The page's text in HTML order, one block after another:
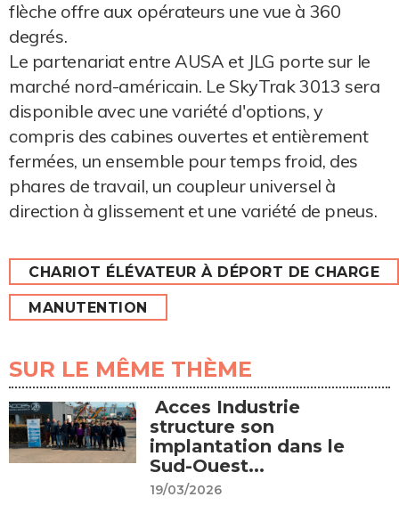
flèche offre aux opérateurs une vue à 360
degrés.
Le partenariat entre AUSA et JLG porte sur le
marché nord-américain. Le SkyTrak 3013 sera
disponible avec une variété d'options, y
compris des cabines ouvertes et entièrement
fermées, un ensemble pour temps froid, des
phares de travail, un coupleur universel à
direction à glissement et une variété de pneus.
CHARIOT ÉLÉVATEUR À DÉPORT DE CHARGE
MANUTENTION
SUR LE MÊME THÈME
Acces Industrie
structure son
implantation dans le
Sud-Ouest...
19/03/2026